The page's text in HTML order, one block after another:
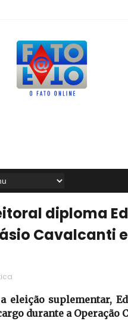
diploma
Cavalcanti
eleição suplementar,
durante a Operação